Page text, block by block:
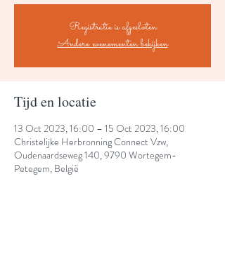
Registratie is afgesloten
Andere evenementen bekijken
Tijd en locatie
13 Oct 2023, 16:00 – 15 Oct 2023, 16:00
Christelijke Herbronning Connect Vzw,
Oudenaardseweg 140, 9790 Wortegem-
Petegem, België